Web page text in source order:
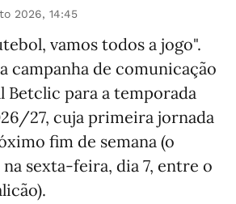
2026, 14:45
vamos todos a jogo".
campanha de comunicação
Betclic para a temporada
27, cuja primeira jornada
fim de semana (o
sexta-feira, dia 7, entre o